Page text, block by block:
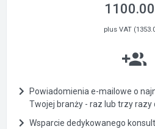
1100.00
plus VAT
Powiadomienia e-mailowe o
Twojej branży - raz lub trzy razy
Wsparcie dedykowanego